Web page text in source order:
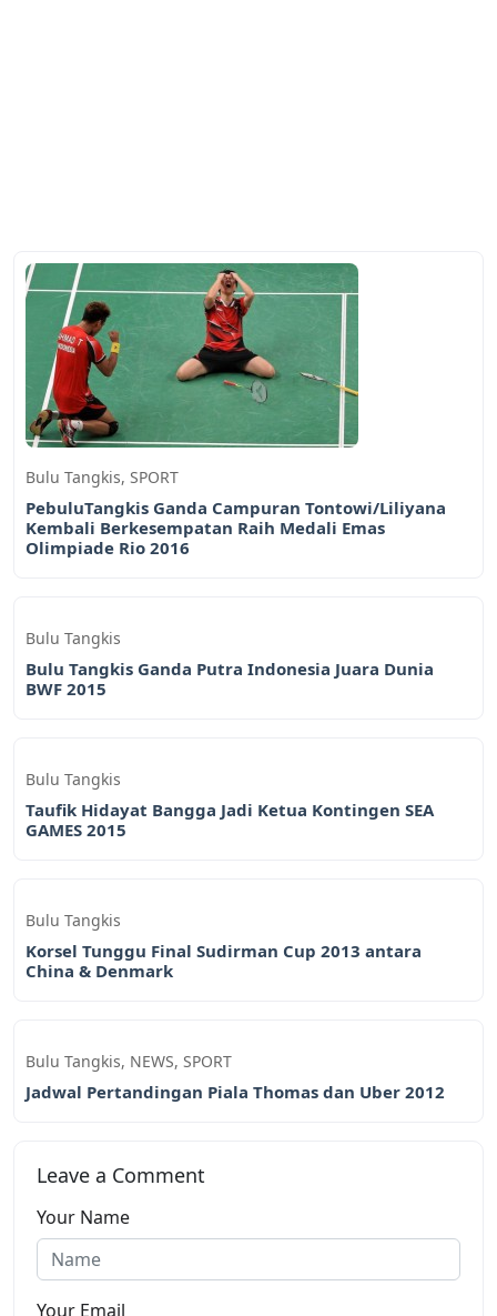
Bulu Tangkis, SPORT
PebuluTangkis Ganda Campuran Tontowi/Liliyana
Kembali Berkesempatan Raih Medali Emas
Olimpiade Rio 2016
Bulu Tangkis
Bulu Tangkis Ganda Putra Indonesia Juara Dunia
BWF 2015
Bulu Tangkis
Taufik Hidayat Bangga Jadi Ketua Kontingen SEA
GAMES 2015
Bulu Tangkis
Korsel Tunggu Final Sudirman Cup 2013 antara
China & Denmark
Bulu Tangkis, NEWS, SPORT
Jadwal Pertandingan Piala Thomas dan Uber 2012
Leave a Comment
Your Name
Your Email